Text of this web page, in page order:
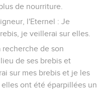
de nourriture.
l'Eternel : Je
je veillerai sur elles.
recherche de son
de ses brebis et
sur mes brebis et je les
ont été éparpillées un